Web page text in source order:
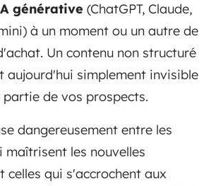
générative (ChatGPT, Claude,
à un moment ou un autre de
Un contenu non structuré
aujourd'hui simplement invisible
partie de vos prospects.
dangereusement entre les
maîtrisent les nouvelles
celles qui s'accrochent aux